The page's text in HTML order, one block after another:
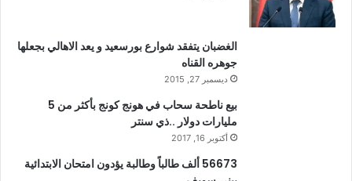
الغضبان يتفقد شوارع بورسعيد و يعد الاهالي بجعلها
جوهره القناه
ديسمبر 27, 2015
بيع ناطحة سحاب في هونج كونج بأكثر من 5
مليارات دولار ..ذي سنتر
أكتوبر 16, 2017
56673 ألف طالباً وطالبة يؤدون امتحان الابتدائية